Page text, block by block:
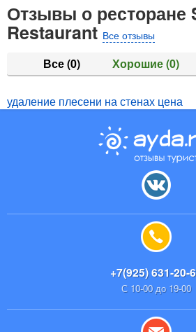
Отзывы о ресторане
RestaurantВсе отзывы
Все(0) Хорошие(0)
удаление плесени на стенах цена
+7(925) 631-20-
С 10-00 до 19-00